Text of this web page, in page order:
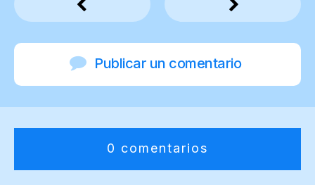
Publicar un comentario
0 comentarios